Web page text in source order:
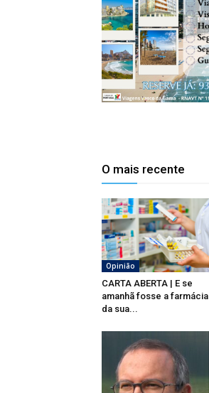
O mais recente
Opinião
CARTA ABERTA | E se
amanhã fosse a farmácia
da sua...